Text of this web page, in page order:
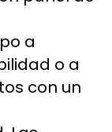
a
o a
con un